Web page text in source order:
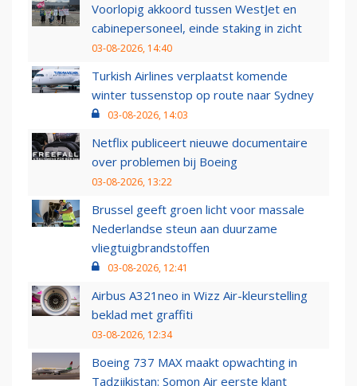
Voorlopig akkoord tussen WestJet en
cabinepersoneel, einde staking in zicht
03-08-2026, 14:40
Turkish Airlines verplaatst komende
winter tussenstop op route naar Sydney
03-08-2026, 14:03
Netflix publiceert nieuwe documentaire
over problemen bij Boeing
03-08-2026, 13:22
Brussel geeft groen licht voor massale
Nederlandse steun aan duurzame
vliegtuigbrandstoffen
03-08-2026, 12:41
Airbus A321neo in Wizz Air-kleurstelling
beklad met graffiti
03-08-2026, 12:34
Boeing 737 MAX maakt opwachting in
Tadzjikistan: Somon Air eerste klant